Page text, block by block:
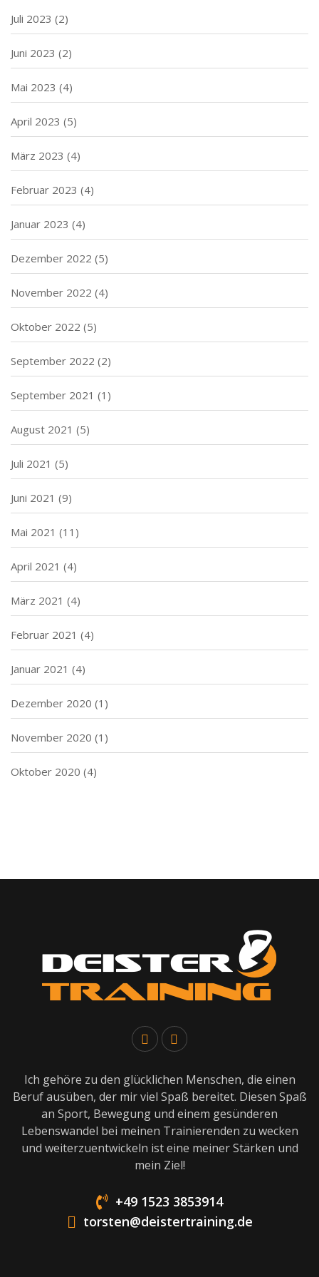
Juli 2023 (2)
Juni 2023 (2)
Mai 2023 (4)
April 2023 (5)
März 2023 (4)
Februar 2023 (4)
Januar 2023 (4)
Dezember 2022 (5)
November 2022 (4)
Oktober 2022 (5)
September 2022 (2)
September 2021 (1)
August 2021 (5)
Juli 2021 (5)
Juni 2021 (9)
Mai 2021 (11)
April 2021 (4)
März 2021 (4)
Februar 2021 (4)
Januar 2021 (4)
Dezember 2020 (1)
November 2020 (1)
Oktober 2020 (4)
Ich gehöre zu den glücklichen Menschen, die einen
Beruf ausüben, der mir viel Spaß bereitet. Diesen Spaß
an Sport, Bewegung und einem gesünderen
Lebenswandel bei meinen Trainierenden zu wecken
und weiterzuentwickeln ist eine meiner Stärken und
mein Ziel!
+49 1523 3853914
torsten@deistertraining.de